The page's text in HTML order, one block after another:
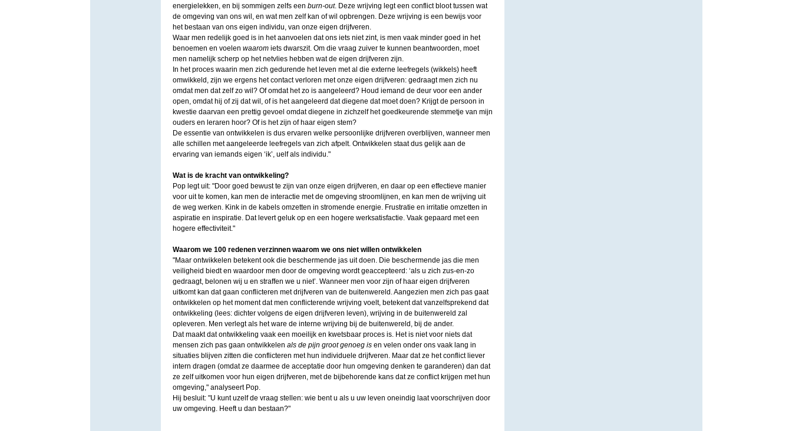
energielekken, en bij sommigen zelfs een burn-out. Deze wrijving legt een conflict bloot tussen wat
de omgeving van ons wil, en wat men zelf kan of wil opbrengen. Deze wrijving is een bewijs voor
het bestaan van ons eigen individu, van onze eigen drijfveren.
Waar men redelijk goed is in het aanvoelen dat ons iets niet zint, is men vaak minder goed in het
benoemen en voelen waaromiets dwarszit. Om die vraag zuiver te kunnen beantwoorden, moet
men namelijk scherp op het netvlies hebben wat de eigen drijfveren zijn.
In het proces waarin men zich gedurende het leven met al die externe leefregels (wikkels) heeft
omwikkeld, zijn we ergens het contact verloren met onze eigen drijfveren: gedraagt men zich nu
omdat men dat zelf zo wil? Of omdat het zo is aangeleerd? Houd iemand de deur voor een ander
open, omdat hij of zij dat wil, of is het aangeleerd dat diegene dat moet doen? Krijgt de persoon in
kwestie daarvan een prettig gevoel omdat diegene in zichzelf het goedkeurende stemmetje van mijn
ouders en leraren hoor? Of is het zijn of haar eigen stem?
De essentie van ontwikkelen is dus ervaren welke persoonlijke drijfveren overblijven, wanneer men
alle schillen met aangeleerde leefregels van zich afpelt. Ontwikkelen staat dus gelijk aan de
ervaring van iemands eigen ‘ik’, uelf als individu."
Wat is de kracht van ontwikkeling?
Pop legt uit: "Door goed bewust te zijn van onze eigen drijfveren, en daar op een effectieve manier
voor uit te komen, kan men de interactie met de omgeving stroomlijnen, en kan men de wrijving uit
de weg werken. Kink in de kabels omzetten in stromende energie. Frustratie en irritatie omzetten in
aspiratie en inspiratie. Dat levert geluk op en een hogere werksatisfactie. Vaak gepaard met een
hogere effectiviteit."
Waarom we 100 redenen verzinnen waarom we ons niet willen ontwikkelen
"Maar ontwikkelen betekent ook die beschermende jas uit doen. Die beschermende jas die men
veiligheid biedt en waardoor men door de omgeving wordt geaccepteerd: ‘als u zich zus-en-zo
gedraagt, belonen wij u en straffen we u niet’. Wanneer men voor zijn of haar eigen drijfveren
uitkomt kan dat gaan conflicteren met drijfveren van de buitenwereld. Aangezien men zich pas gaat
ontwikkelen op het moment dat men conflicterende wrijving voelt, betekent dat vanzelfsprekend dat
ontwikkeling (lees: dichter volgens de eigen drijfveren leven), wrijving in de buitenwereld zal
opleveren. Men verlegt als het ware de interne wrijving bij de buitenwereld, bij de ander.
Dat maakt dat ontwikkeling vaak een moeilijk en kwetsbaar proces is. Het is niet voor niets dat
mensen zich pas gaan ontwikkelen als de pijn groot genoeg isen velen onder ons vaak lang in
situaties blijven zitten die conflicteren met hun individuele drijfveren. Maar dat ze het conflict liever
intern dragen (omdat ze daarmee de acceptatie door hun omgeving denken te garanderen) dan dat
ze zelf uitkomen voor hun eigen drijfveren, met de bijbehorende kans dat ze conflict krijgen met hun
omgeving," analyseert Pop.
Hij besluit: "U kunt uzelf de vraag stellen: wie bent u als u uw leven oneindig laat voorschrijven door
uw omgeving. Heeft u dan bestaan?"